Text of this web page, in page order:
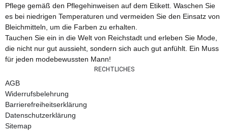
Pflege gemäß den Pflegehinweisen auf dem Etikett. Waschen Sie
es bei niedrigen Temperaturen und vermeiden Sie den Einsatz von
Bleichmitteln, um die Farben zu erhalten.
Tauchen Sie ein in die Welt von Reichstadt und erleben Sie Mode,
die nicht nur gut aussieht, sondern sich auch gut anfühlt. Ein Muss
für jeden modebewussten Mann!
RECHTLICHES
AGB
Widerrufsbelehrung
Barrierefreiheitserklärung
Datenschutzerklärung
Sitemap